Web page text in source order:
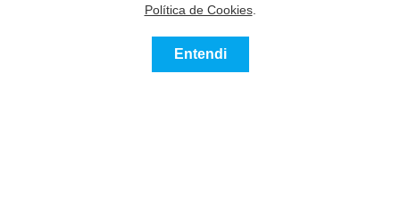
Política de Cookies.
Entendi